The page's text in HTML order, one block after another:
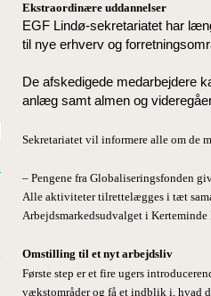
Ekstraordinære uddannelser
EGF Lindø-sekretariatet har
til nye erhverv og
De afskedigede medarbejdere
anlæg samt almen og
Sekretariatet vil informere alle om de
– Pengene fra Globaliseringsfonden
Alle aktiviteter tilrettelægges i tæt
Arbejdsmarkedsudvalget i Kerteminde
Omstilling til et nyt arbejdsliv
Første step er et fire ugers
vækstområder og få et indblik i, hvad